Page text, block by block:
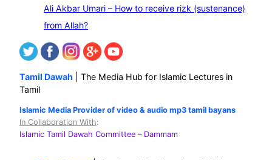
Ali Akbar Umari – How to receive rizk (sustenance)
from Allah?
Tamil Dawah | The Media Hub for Islamic Lectures in
Tamil
Islamic Media Provider of video & audio mp3 tamil bayans
In Collaboration With:
Islamic Tamil Dawah Committee – Dammam